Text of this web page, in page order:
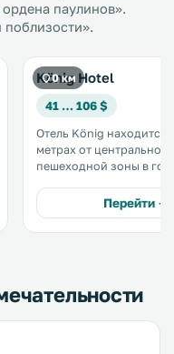
паулинов».
поблизости».
0 км
König Hotel
41 … 106 $
Отель König находится
метрах от центральной
пешеходной зоны в
охраняемая парковка. Места на
парковке ограничены. .
Перейти →